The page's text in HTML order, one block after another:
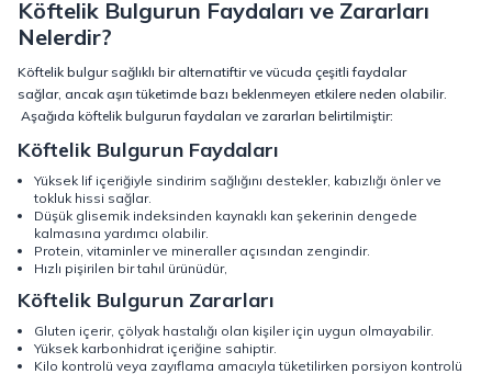
Köftelik Bulgurun Faydaları ve Zararları
Nelerdir?
Köftelik bulgur sağlıklı bir alternatiftir ve vücuda çeşitli faydalar
sağlar, ancak aşırı tüketimde bazı beklenmeyen etkilere neden olabilir.
Aşağıda köftelik bulgurun faydaları ve zararları belirtilmiştir:
Köftelik Bulgurun Faydaları
Yüksek lif içeriğiyle sindirim sağlığını destekler, kabızlığı önler ve
tokluk hissi sağlar.
Düşük glisemik indeksinden kaynaklı kan şekerinin dengede
kalmasına yardımcı olabilir.
Protein, vitaminler ve mineraller açısından zengindir.
Hızlı pişirilen bir tahıl ürünüdür,
Köftelik Bulgurun Zararları
Gluten içerir, çölyak hastalığı olan kişiler için uygun olmayabilir.
Yüksek karbonhidrat içeriğine sahiptir.
Kilo kontrolü veya zayıflama amacıyla tüketilirken porsiyon kontrolü